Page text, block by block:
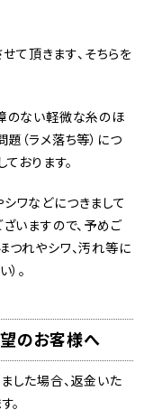
て頂きます、そちらを
のない軽微な糸のほ
（ラメ落ち等）につ
おります。
ワなどにつきまして
いますので、予めご
つれやシワ、汚れ等に
。
のお客様へ
した場合、返金いた
。